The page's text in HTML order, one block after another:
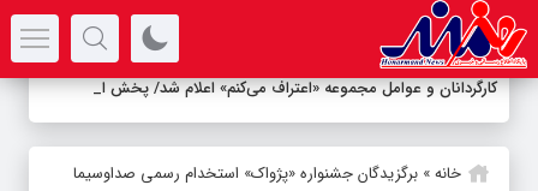
کارگردانان و عوامل مجموعه «اعتراف می‌کنم» اعلام شد/ پخش از امشب
د_